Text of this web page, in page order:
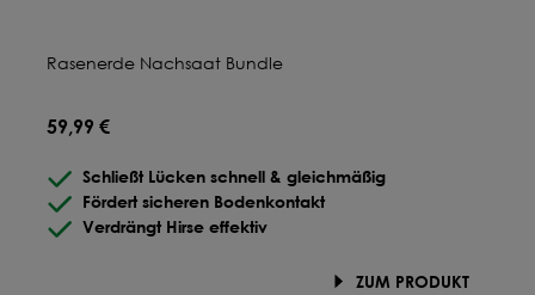
Rasenerde Nachsaat Bundle
59,99 €
Schließt Lücken schnell & gleichmäßig
Fördert sicheren Bodenkontakt
Verdrängt Hirse effektiv
ZUM PRODUKT